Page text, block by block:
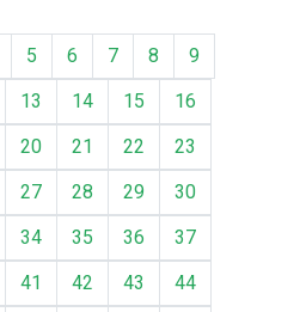
5 6 7 8
9
13 14 15
16
20 21 22
23
27 28 29
30
34 35 36
37
41 42 43
44